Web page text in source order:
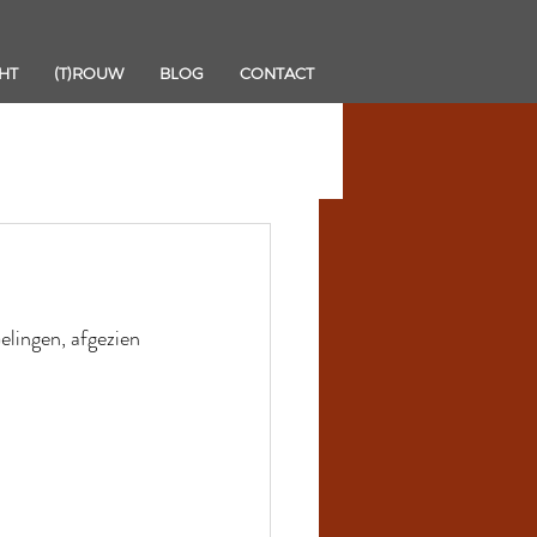
(T)ROUW BLOG CONTACT
afgezien